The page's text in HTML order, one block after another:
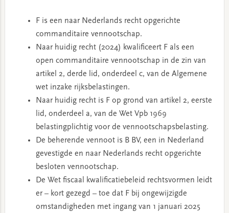
F is een naar Nederlands recht opgerichte
commanditaire vennootschap.
Naar huidig recht (2024) kwalificeert F als een
open commanditaire vennootschap in de zin van
artikel 2, derde lid, onderdeel c, van de Algemene
wet inzake rijksbelastingen.
Naar huidig recht is F op grond van artikel 2, eerste
lid, onderdeel a, van de Wet Vpb 1969
belastingplichtig voor de vennootschapsbelasting.
De beherende vennoot is B BV, een in Nederland
gevestigde en naar Nederlands recht opgerichte
besloten vennootschap.
De Wet fiscaal kwalificatiebeleid rechtsvormen leidt
er – kort gezegd – toe dat F bij ongewijzigde
omstandigheden met ingang van 1 januari 2025